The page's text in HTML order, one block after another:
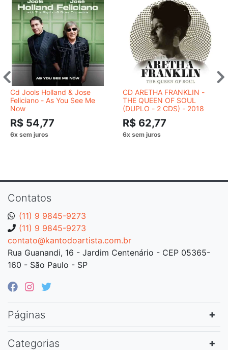
Cd Jools Holland & Jose
Feliciano - As You See Me
Now
R$ 54,77
CD ARETHA FRANKLIN -
THE QUEEN OF SOUL
(DUPLO - 2 CDS) - 2018
R$ 62,77
Contatos
(11) 9 9845-9273
(11) 9 9845-9273
contato@kantodoartista.com.br
Rua Guanandi, 16 - Jardim Centenário - CEP 05365-
160 - São Paulo - SP
Páginas
Categorias